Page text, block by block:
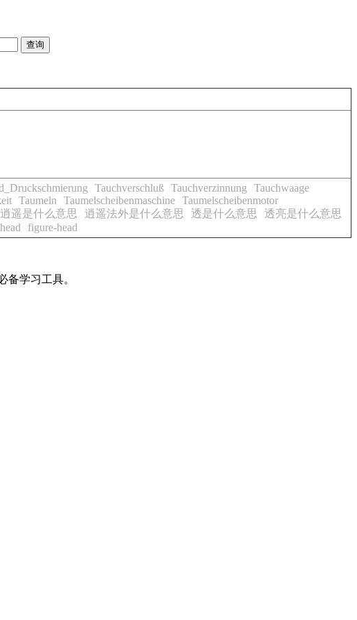
Tauchverschluß Tauchverzinnung
Tauchwaage
Taumeln Taumelscheibenmaschine Taumelscheibenmotor
逍遥是什么意思 逍遥法外是什么意思 透是什么意思
透亮是什么意思
figure-head
备学习工具。